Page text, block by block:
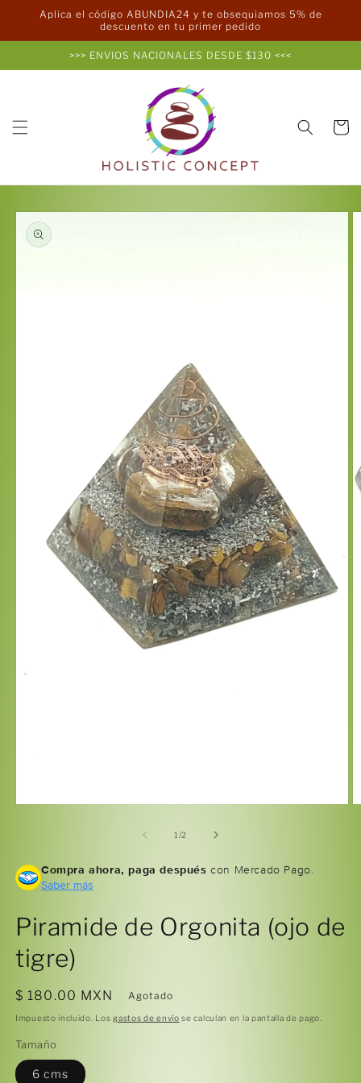
directamente
Aplica el código ABUNDIA24 y te obsequiamos 5% de
descuento en tu primer pedido
>>> ENVIOS NACIONALES DESDE $130 <<<
Carrito
directamente
información
una
ventana
1 /de
2
Compra ahora, paga después con Mercado Pago.
Saber más
Piramide de Orgonita (ojo de
tigre)
Precio
habitual
$ 180.00 MXN Agotado
Impuesto incluido. Losgastos de envío se calculan en la pantalla de pago.
Tamaño
6 cms